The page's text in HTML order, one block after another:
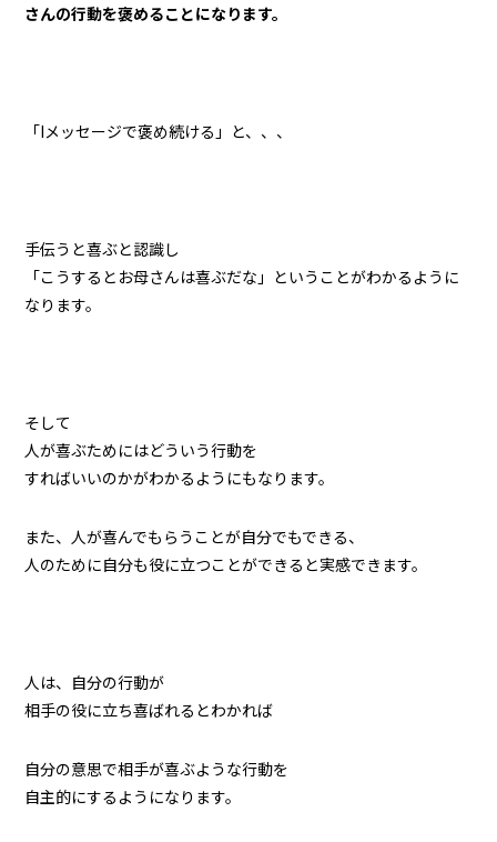
さんの行動を褒めることになります。
「Iメッセージで褒め続ける」と、、、
手伝うと喜ぶと認識し
「こうするとお母さんは喜ぶだな」ということがわかるように
なります。
そして
人が喜ぶためにはどういう行動を
すればいいのかがわかるようにもなります。
また、人が喜んでもらうことが自分でもできる、
人のために自分も役に立つことができると実感できます。
人は、自分の行動が
相手の役に立ち喜ばれるとわかれば
自分の意思で相手が喜ぶような行動を
自主的にするようになります。